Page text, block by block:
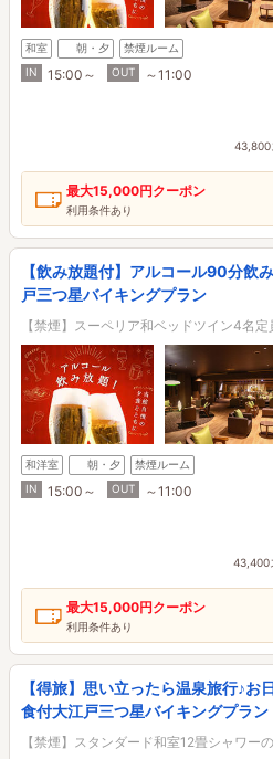
和室 朝・夕
禁煙ルーム
IN
15:00～ OUT ～11:00
43,800
最大15,000円クーポン
利用条件あり
【飲み放題付】アルコール90分飲
戸三つ星バイキングプラン
【禁煙】スーペリア和ベッドツイン4名
和洋室 朝・夕
禁煙ルーム
IN
15:00～ OUT ～11:00
43,400
最大15,000円クーポン
利用条件あり
【得旅】思い立ったら温泉旅行♪お
食付大江戸三つ星バイキングプラン
【禁煙】スタンダード和室12畳シャワー